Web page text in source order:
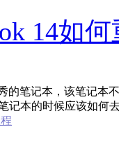
14如
的笔记本，该笔记本
记本的时候应该如何